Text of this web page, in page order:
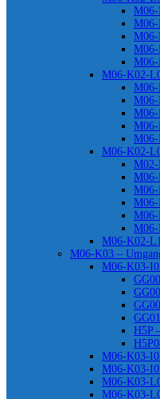
M06-
M06-
M06-
M06-
M06-
M06-K02-
M06-
M06-
M06-
M06-
M06-
M06-K02-
M02-
M06-
M06-
M06-
M06-
M06-
M06-K02-
M06-K03 –
M06-K03-
H5P
M06-K03-
M06-K03-
M06-K03-
M06-K03-